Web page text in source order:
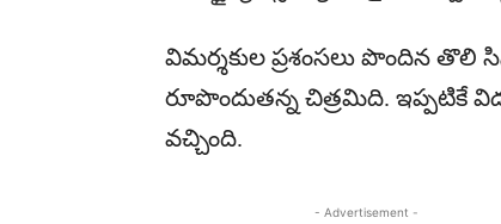
విమర్శకుల ప్రశంసలు పొందిన
రూపొందుతన్న చిత్రమిది. ఇప్పటికే
వచ్చింది.
- Advertisement -